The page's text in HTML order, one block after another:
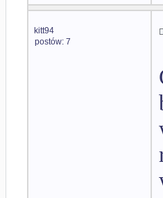
kitt94
postów: 7